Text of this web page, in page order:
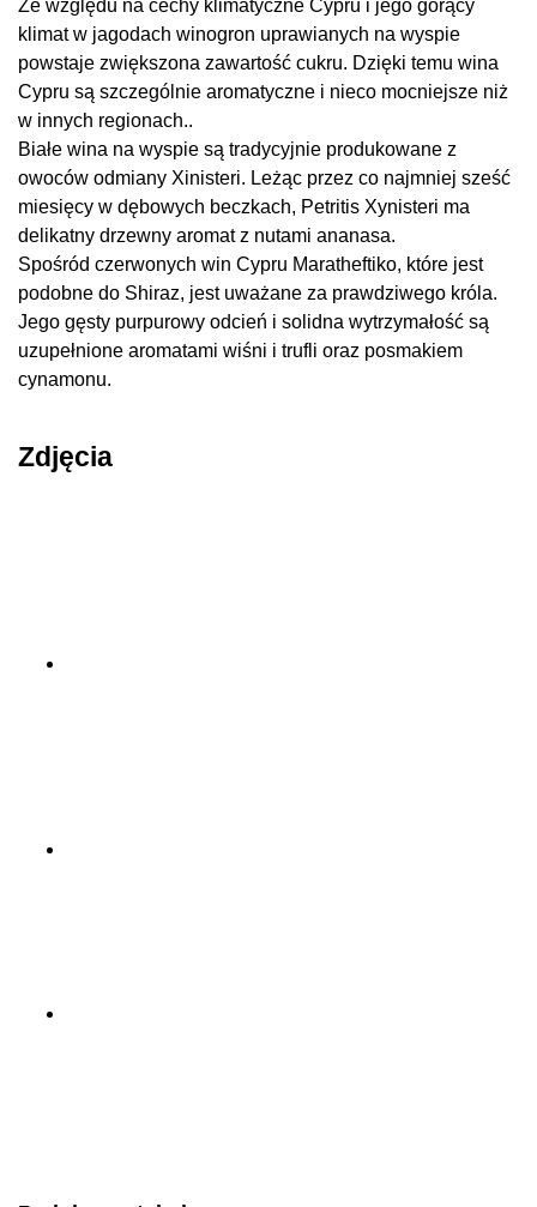
Ze względu na cechy klimatyczne Cypru i jego gorący
klimat w jagodach winogron uprawianych na wyspie
powstaje zwiększona zawartość cukru. Dzięki temu wina
Cypru są szczególnie aromatyczne i nieco mocniejsze niż
w innych regionach..
Białe wina na wyspie są tradycyjnie produkowane z
owoców odmiany Xinisteri. Leżąc przez co najmniej sześć
miesięcy w dębowych beczkach, Petritis Xynisteri ma
delikatny drzewny aromat z nutami ananasa.
Spośród czerwonych win Cypru Maratheftiko, które jest
podobne do Shiraz, jest uważane za prawdziwego króla.
Jego gęsty purpurowy odcień i solidna wytrzymałość są
uzupełnione aromatami wiśni i trufli oraz posmakiem
cynamonu.
Zdjęcia